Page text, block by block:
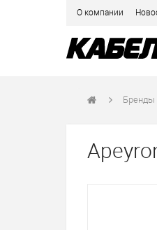
О компании
Бренды